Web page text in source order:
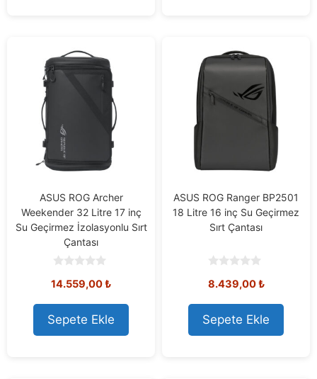
ASUS ROG Archer
Weekender 32 Litre 17 inç
Su Geçirmez İzolasyonlu Sırt
Çantası
o
t
o
f
5
14.559,00₺
Sepete Ekle
ASUS ROG Ranger BP2501
18 Litre 16 inç Su Geçirmez
Sırt Çantası
o
t
o
f
5
8.439,00₺
Sepete Ekle